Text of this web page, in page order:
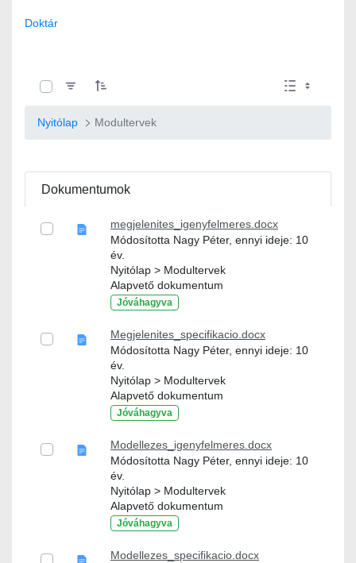
Doktár
Nyitólap Modultervek
Dokumentumok
megjelenites_igenyfelmeres.docx
Módosította Nagy Péter, ennyi ideje: 10
év.
Nyitólap > Modultervek
Alapvető dokumentum
Jóváhagyva
Megjelenites_specifikacio.docx
Módosította Nagy Péter, ennyi ideje: 10
év.
Nyitólap > Modultervek
Alapvető dokumentum
Jóváhagyva
Modellezes_igenyfelmeres.docx
Módosította Nagy Péter, ennyi ideje: 10
év.
Nyitólap > Modultervek
Alapvető dokumentum
Jóváhagyva
Modellezes_specifikacio.docx